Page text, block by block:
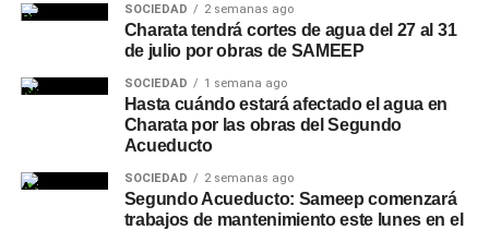
SOCIEDAD 2 semanas ago
Charata tendrá cortes de agua del 27 al 31
de julio por obras de SAMEEP
SOCIEDAD 1 semana ago
Hasta cuándo estará afectado el agua en
Charata por las obras del Segundo
Acueducto
SOCIEDAD 2 semanas ago
Segundo Acueducto: Sameep comenzará
trabajos de mantenimiento este lunes en el